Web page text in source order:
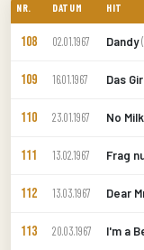
NR. DATUM HIT
108 02.01.1967 Dandy
109 16.01.1967 Das
110 23.01.1967 No
111 13.02.1967 Frag
112 13.03.1967 Dear
113 20.03.1967 I'm a